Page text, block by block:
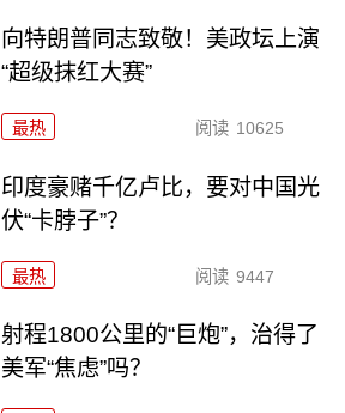
向特朗普同志致敬！美政坛上演
“超级抹红大赛”
最热 阅读 10625
印度豪赌千亿卢比，要对中国光
伏“卡脖子”？
最热 阅读 9447
射程1800公里的“巨炮”，治得了
美军“焦虑”吗？